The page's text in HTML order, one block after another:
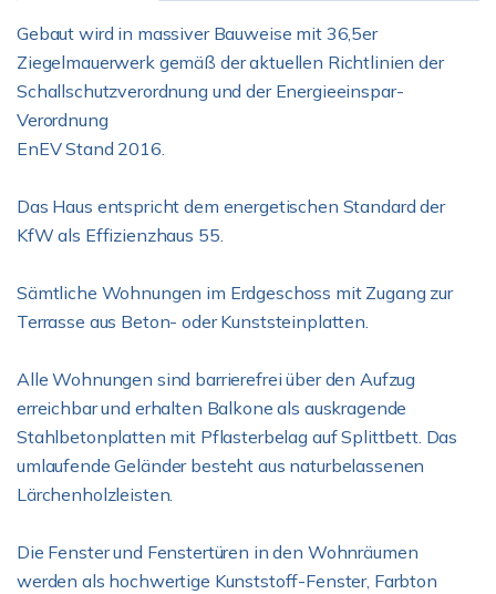
Gebaut wird in massiver Bauweise mit 36,5er
Ziegelmauerwerk gemäß der aktuellen Richtlinien der
Schallschutzverordnung und der Energieeinspar-
Verordnung
EnEV Stand 2016.
Das Haus entspricht dem energetischen Standard der
KfW als Effizienzhaus 55.
Sämtliche Wohnungen im Erdgeschoss mit Zugang zur
Terrasse aus Beton- oder Kunststeinplatten.
Alle Wohnungen sind barrierefrei über den Aufzug
erreichbar und erhalten Balkone als auskragende
Stahlbetonplatten mit Pflasterbelag auf Splittbett. Das
umlaufende Geländer besteht aus naturbelassenen
Lärchenholzleisten.
Die Fenster und Fenstertüren in den Wohnräumen
werden als hochwertige Kunststoff-Fenster, Farbton